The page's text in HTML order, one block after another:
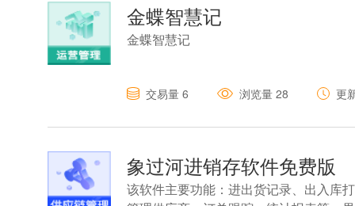
金蝶智慧记
金蝶智慧记
交易量 6 浏览量 28 更
象过河进销存软件免费版
该软件主要功能：进出货记录、出入库